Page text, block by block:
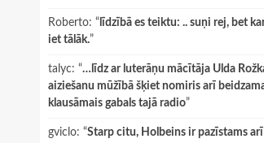
Roberto: “ līdzībā es teiktu: .. suņi rej, bet
iet tālāk.”
talyc: “…līdz ar luterāņu mācītāja Ulda
aiziešanu mūžībā šķiet nomiris arī
klausāmais gabals tajā radio”
gviclo: “Starp citu, Holbeins ir pazīstams